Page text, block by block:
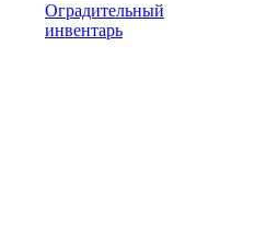
Оградительный
инвентарь